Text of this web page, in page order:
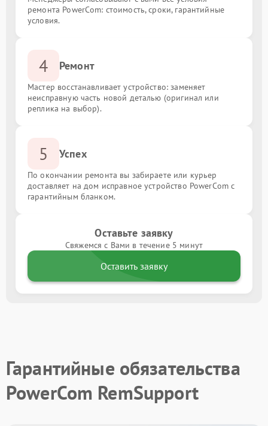
ремонта PowerCom: стоимость, сроки, гарантийные
условия.
4 Ремонт
Мастер восстанавливает устройство: заменяет
неисправную часть новой деталью (оригинал или
реплика на выбор).
5 Успех
По окончании ремонта вы забираете или курьер
доставляет на дом исправное устройство PowerCom с
гарантийным бланком.
Оставьте заявку
Свяжемся с Вами в течение 5 минут
Оставить заявку
Гарантийные обязательства
PowerCom RemSupport